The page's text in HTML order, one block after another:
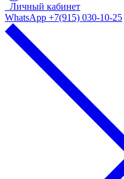
Личный кабинет
WhatsApp +7(915) 030-10-25